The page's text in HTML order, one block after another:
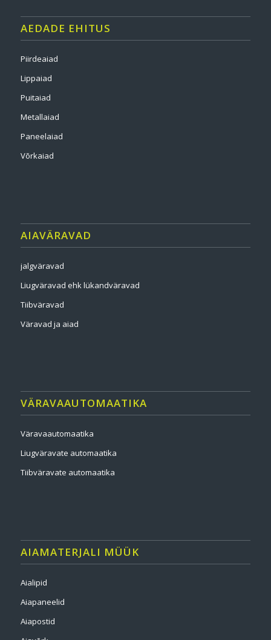
AEDADE EHITUS
Piirdeaiad
Lippaiad
Puitaiad
Metallaiad
Paneelaiad
Võrkaiad
AIAVÄRAVAD
jalgväravad
Liugväravad ehk lükandväravad
Tiibväravad
Väravad ja aiad
VÄRAVAAUTOMAATIKA
Väravaautomaatika
Liugväravate automaatika
Tiibväravate automaatika
AIAMATERJALI MÜÜK
Aialipid
Aiapaneelid
Aiapostid